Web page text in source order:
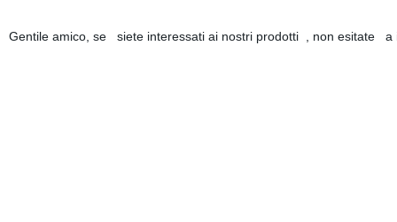
Gentile amico, se siete interessati ai nostri prodotti , non esitate a